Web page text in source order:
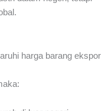
harga barang ekspor